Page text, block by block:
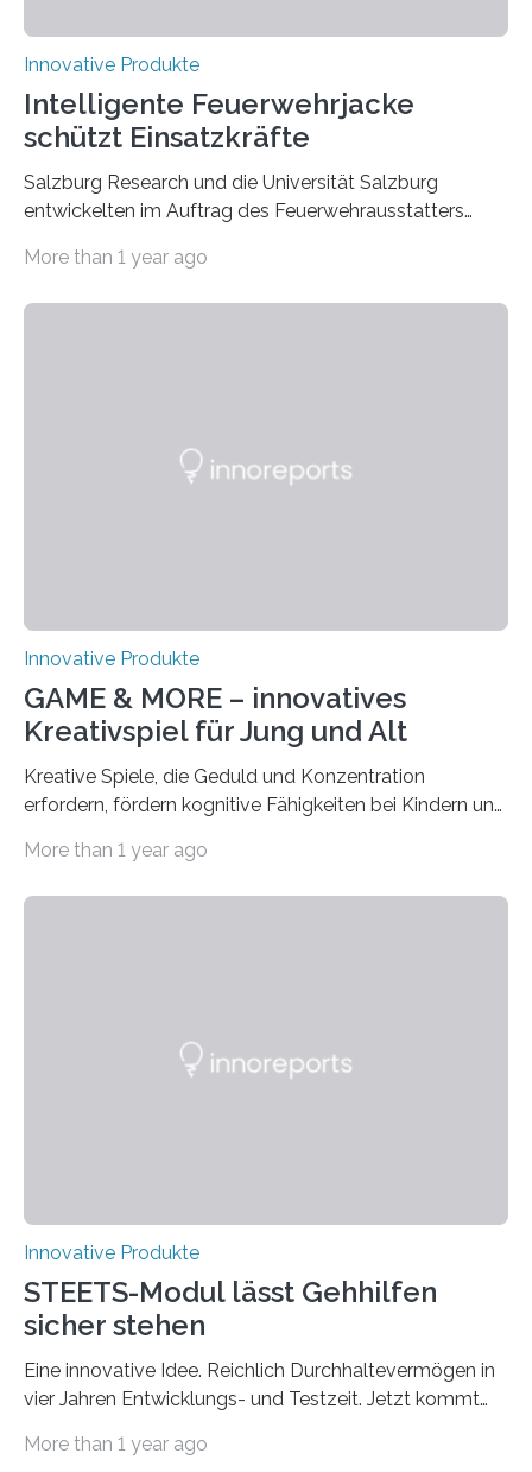
Innovative Produkte
Intelligente Feuerwehrjacke
schützt Einsatzkräfte
Salzburg Research und die Universität Salzburg
entwickelten im Auftrag des Feuerwehrausstatters
Jacke verbaute Sensoren melden, wenn die Person zu
Research/wildbild Feuerwehrleute stehen bei einem
More than 1 year ago
Innovative Produkte
GAME & MORE – innovatives
Kreativspiel für Jung und Alt
Kreative Spiele, die Geduld und Konzentration
erfordern, fördern kognitive Fähigkeiten bei Kindern und
macht es möglich, mit 18 Buchenholz-Würfeln
COLLECTION auf der GAME & MORE – Webseite in
More than 1 year ago
Innovative Produkte
STEETS-Modul lässt Gehhilfen
sicher stehen
Eine innovative Idee. Reichlich Durchhaltevermögen in
vier Jahren Entwicklungs- und Testzeit. Jetzt kommt
Start-up „STEETS“ aus drei Studierenden der
More than 1 year ago